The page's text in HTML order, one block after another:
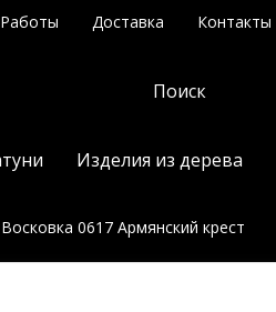
Работы Доставка Контакты
Изделия из дерева
Восковка 0617 Армянский крест